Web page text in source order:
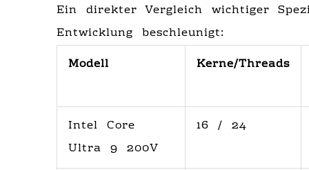
Ein direkter Vergleich wichtiger
Entwicklung beschleunigt:
Modell
Kerne/Threads
Intel Core
Ultra 9 200V
16 / 24